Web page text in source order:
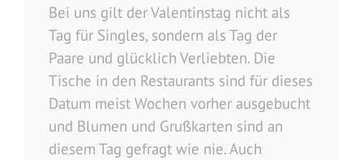
Bei uns gilt der Valentinstag nicht als
Tag für Singles, sondern als Tag der
Paare und glücklich Verliebten. Die
Tische in den Restaurants sind für dieses
Datum meist Wochen vorher ausgebucht
und Blumen und Grußkarten sind an
diesem Tag gefragt wie nie. Auch